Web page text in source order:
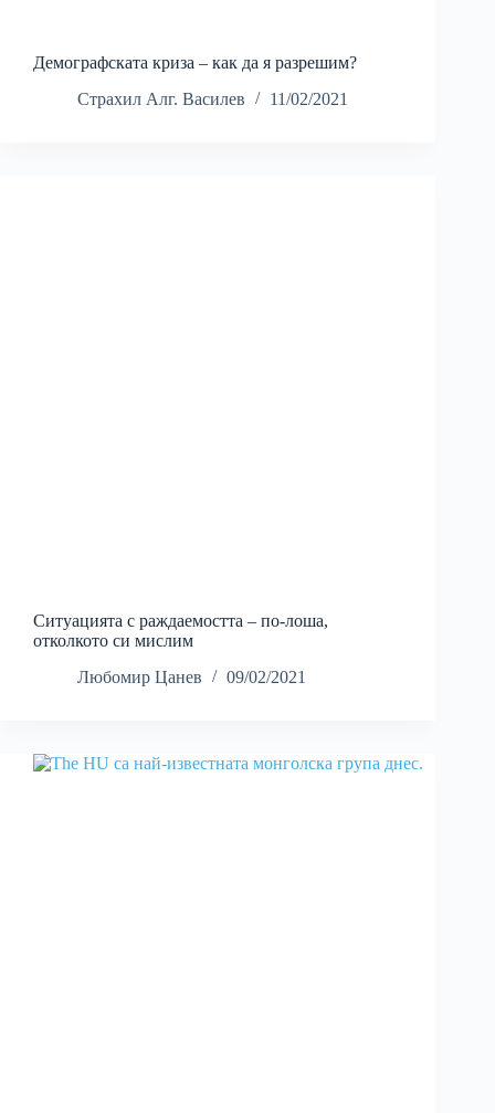
Демографската криза – как да я разрешим?
Страхил Алг. Василев
11/02/2021
Ситуацията с раждаемостта – по-лоша,
отколкото си мислим
Любомир Цанев
09/02/2021